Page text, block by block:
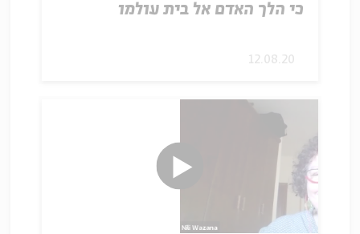
כי הלך האדם אל בית עולמו
12.08.20